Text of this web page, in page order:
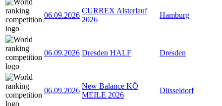
06.09.2026
CURREX Alsterlauf
2026
Hamburg
06.09.2026 Dresden HALF Dresden
06.09.2026
New Balance KÖ
MEILE 2026
Düsseldorf